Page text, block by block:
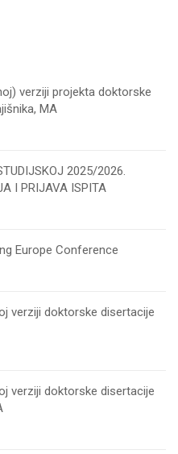
verziji projekta doktorske
MA
2025/2026.
I PRIJAVA ISPITA
Europe Conference
verziji doktorske disertacije
verziji doktorske disertacije